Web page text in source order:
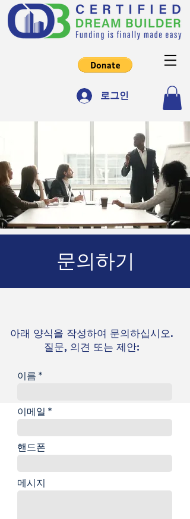
로그인
문의하기
아래 양식을 작성하여 문의하십시오.
질문, 의견 또는 제안:
이름
이메일
핸드폰
메시지